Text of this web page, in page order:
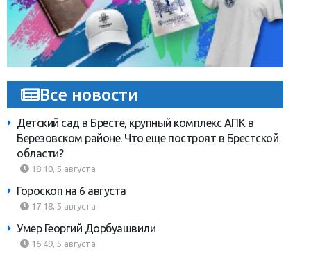
Все новости
Детский сад в Бресте, крупный комплекс АПК в
Березовском районе. Что еще построят в Брестской
области?
18:10, 5 августа
Гороскоп на 6 августа
17:18, 5 августа
Умер Георгий Дорбуашвили
16:49, 5 августа